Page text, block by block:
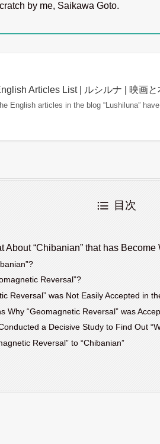
by me, Saikawa Goto.
Articles List | ルシルナ | 映画
English articles in the blog “Lushiluna”
目次
About “Chibanian” that has
Reversal”?
Reversal” was Not Easily Accepted in
Why “Geomagnetic Reversal” was
a Decisive Study to Find Out
Reversal” to “Chibanian”